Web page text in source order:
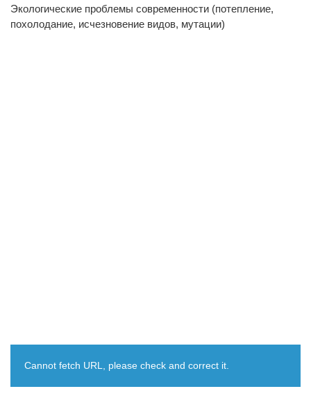
Экологические проблемы современности (потепление,
похолодание, исчезновение видов, мутации)
Cannot fetch URL, please check and correct it.